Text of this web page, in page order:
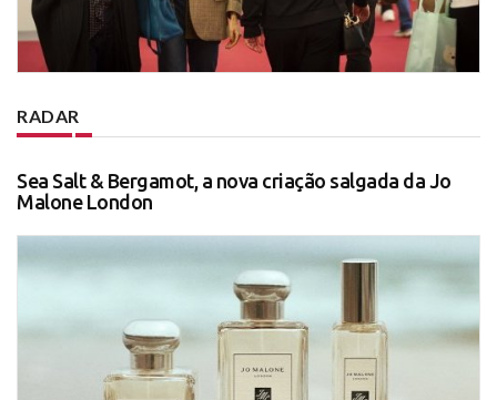
RADAR
Sea Salt & Bergamot, a nova criação salgada da Jo
Malone London